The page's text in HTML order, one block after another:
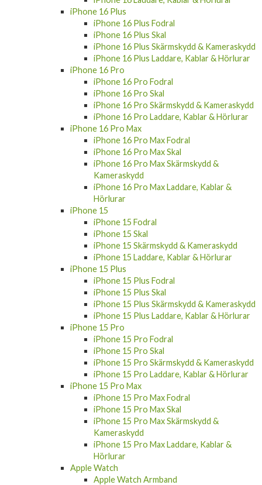
iPhone 16 Plus
iPhone 16 Plus Fodral
iPhone 16 Plus Skal
iPhone 16 Plus Skärmskydd & Kameraskydd
iPhone 16 Plus Laddare, Kablar & Hörlurar
iPhone 16 Pro
iPhone 16 Pro Fodral
iPhone 16 Pro Skal
iPhone 16 Pro Skärmskydd & Kameraskydd
iPhone 16 Pro Laddare, Kablar & Hörlurar
iPhone 16 Pro Max
iPhone 16 Pro Max Fodral
iPhone 16 Pro Max Skal
iPhone 16 Pro Max Skärmskydd &
Kameraskydd
iPhone 16 Pro Max Laddare, Kablar &
Hörlurar
iPhone 15
iPhone 15 Fodral
iPhone 15 Skal
iPhone 15 Skärmskydd & Kameraskydd
iPhone 15 Laddare, Kablar & Hörlurar
iPhone 15 Plus
iPhone 15 Plus Fodral
iPhone 15 Plus Skal
iPhone 15 Plus Skärmskydd & Kameraskydd
iPhone 15 Plus Laddare, Kablar & Hörlurar
iPhone 15 Pro
iPhone 15 Pro Fodral
iPhone 15 Pro Skal
iPhone 15 Pro Skärmskydd & Kameraskydd
iPhone 15 Pro Laddare, Kablar & Hörlurar
iPhone 15 Pro Max
iPhone 15 Pro Max Fodral
iPhone 15 Pro Max Skal
iPhone 15 Pro Max Skärmskydd &
Kameraskydd
iPhone 15 Pro Max Laddare, Kablar &
Hörlurar
Apple Watch
Apple Watch Armband